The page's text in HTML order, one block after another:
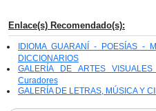
Enlace(s) Recomendado(s):
IDIOMA GUARANÍ - POESÍAS -
DICCIONARIOS
GALERÍA DE ARTES
Curadores
GALERÍA DE LETRAS, MÚSICA Y